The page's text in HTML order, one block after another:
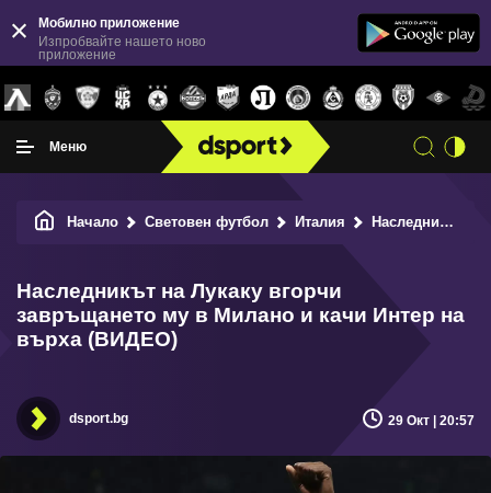
Мобилно приложение
Изпробвайте нашето ново
приложение
Меню
Начало Световен футбол Италия Наследникът на Лукаку вгорчи завръщането му в Милано и качи Интер на върха (ВИДЕО)
Наследникът на Лукаку вгорчи
завръщането му в Милано и качи Интер на
върха (ВИДЕО)
dsport.bg 29 Окт | 20:57